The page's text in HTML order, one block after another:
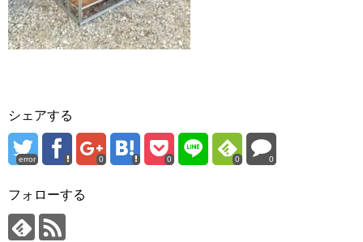
シェアする
error 0 0 0 0
フォローする